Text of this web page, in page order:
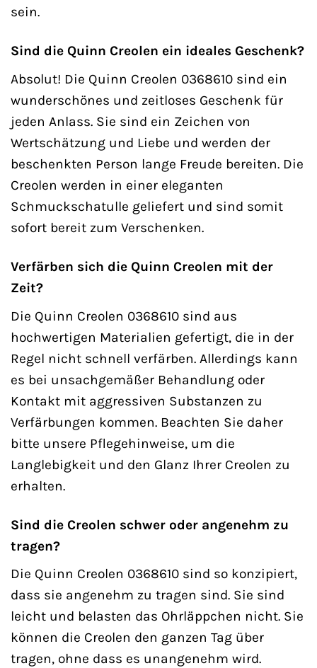
sein.
Sind die Quinn Creolen ein ideales Geschenk?
Absolut! Die Quinn Creolen 0368610 sind ein
wunderschönes und zeitloses Geschenk für
jeden Anlass. Sie sind ein Zeichen von
Wertschätzung und Liebe und werden der
beschenkten Person lange Freude bereiten. Die
Creolen werden in einer eleganten
Schmuckschatulle geliefert und sind somit
sofort bereit zum Verschenken.
Verfärben sich die Quinn Creolen mit der
Zeit?
Die Quinn Creolen 0368610 sind aus
hochwertigen Materialien gefertigt, die in der
Regel nicht schnell verfärben. Allerdings kann
es bei unsachgemäßer Behandlung oder
Kontakt mit aggressiven Substanzen zu
Verfärbungen kommen. Beachten Sie daher
bitte unsere Pflegehinweise, um die
Langlebigkeit und den Glanz Ihrer Creolen zu
erhalten.
Sind die Creolen schwer oder angenehm zu
tragen?
Die Quinn Creolen 0368610 sind so konzipiert,
dass sie angenehm zu tragen sind. Sie sind
leicht und belasten das Ohrläppchen nicht. Sie
können die Creolen den ganzen Tag über
tragen, ohne dass es unangenehm wird.